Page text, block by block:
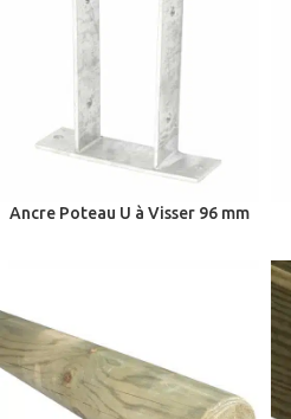
Ancre Poteau U à Visser 96 mm